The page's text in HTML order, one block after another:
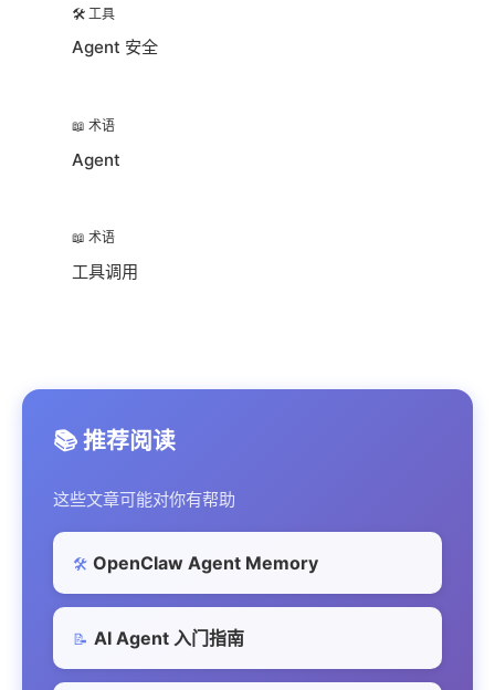
🛠️ 工具
Agent 安全
📖 术语
Agent
📖 术语
工具调用
📚 推荐阅读
这些文章可能对你有帮助
🛠️ OpenClaw Agent Memory
📝 AI Agent 入门指南